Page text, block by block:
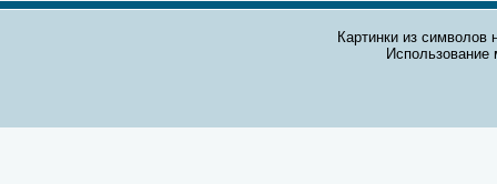
Картинки из символов
Использование